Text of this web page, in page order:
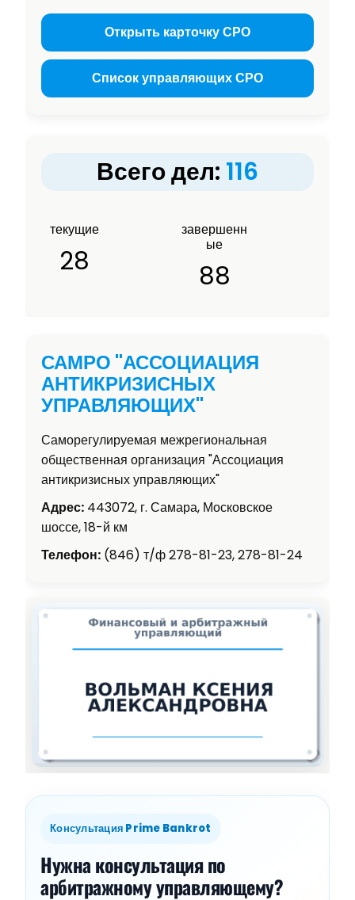
Открыть карточку СРО
Список управляющих СРО
Всего дел: 116
текущие
28
завершенн
ые
88
САМРО "АССОЦИАЦИЯ
АНТИКРИЗИСНЫХ
УПРАВЛЯЮЩИХ"
Саморегулируемая межрегиональная
общественная организация "Ассоциация
антикризисных управляющих"
Адрес: 443072, г. Самара, Московское
шоссе, 18-й км
Телефон: (846) т/ф 278-81-23, 278-81-24
Консультация Prime Bankrot
Нужна консультация по
арбитражному управляющему?